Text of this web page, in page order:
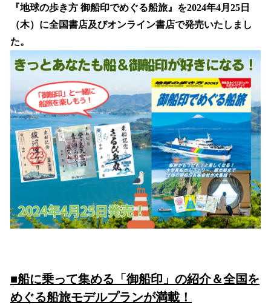
み
込
み
中
で
す
『地球の歩き方 御船印でめぐる船旅』を2024年4月25日
（木）に全国書店及びオンライン書店で発売いたしまし
た。
■船に乗って集める「御船印」の紹介＆全国を
めぐる船旅モデルプランが満載！